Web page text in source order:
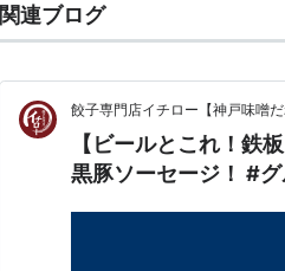
関連ブログ
餃子専門店イチロー【神戸味噌だ
【ビールとこれ！鉄
黒豚ソーセージ！ #